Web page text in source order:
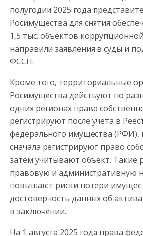
полугодии 2025 года
Росимущества для снятия
1,5 тыс. объектов
направили заявления в суды и
ФССП.
Кроме того, территориальные
Росимущества действуют по
одних регионах право
регистрируют после учета в
федерального имущества (РФИ),
сначала регистрируют право
затем учитывают объект. Такие
правовую и административную
повышают риски потери
достоверность данных об
в заключении.
На 1 августа 2025 года права